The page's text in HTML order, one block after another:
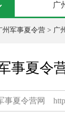
广
州军事夏令营 > 广
事夏令
事夏令营网